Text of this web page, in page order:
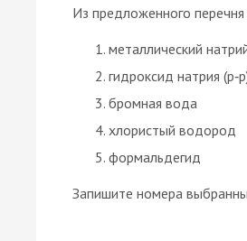
Из предложенного
металлический
гидроксид натрия
бромная вода
хлористый водород
формальдегид
Запишите номера